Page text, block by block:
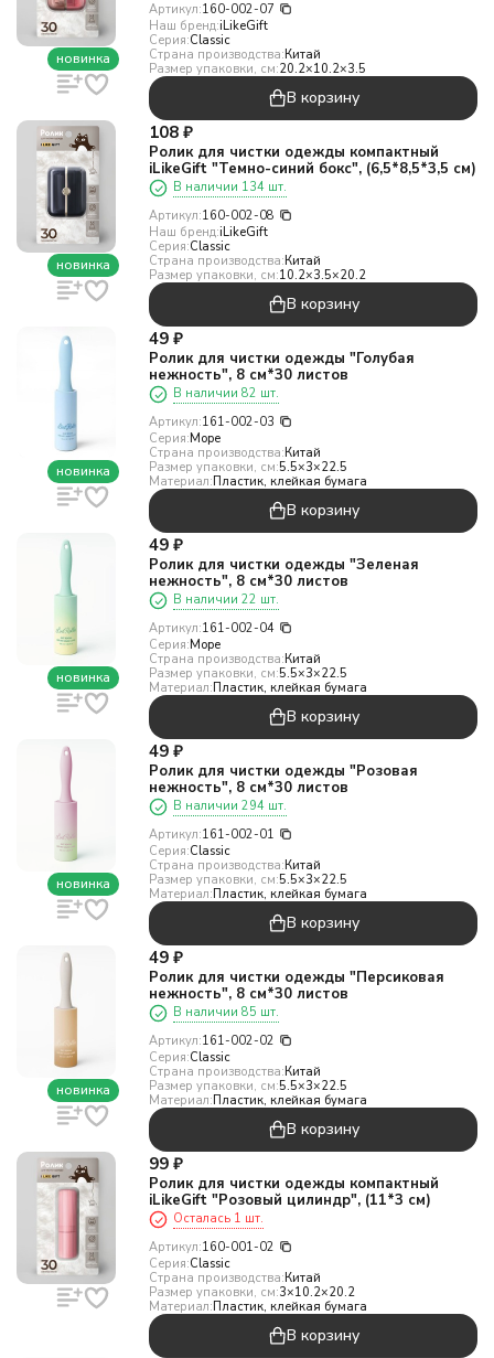
новинка
Артикул:160-002-07
Наш бренд:iLikeGift
Серия:Classic
Страна производства:Китай
Размер упаковки, см:20.2×10.2×3.5
В корзину
новинка
108 ₽
Ролик для чистки одежды компактный
iLikeGift "Темно-синий бокс", (6,5*8,5*3,5 см)
В наличии 134 шт.
Артикул:160-002-08
Наш бренд:iLikeGift
Серия:Classic
Страна производства:Китай
Размер упаковки, см:10.2×3.5×20.2
В корзину
новинка
49 ₽
Ролик для чистки одежды "Голубая
нежность", 8 см*30 листов
В наличии 82 шт.
Артикул:161-002-03
Серия:Море
Страна производства:Китай
Размер упаковки, см:5.5×3×22.5
Материал:Пластик, клейкая бумага
В корзину
новинка
49 ₽
Ролик для чистки одежды "Зеленая
нежность", 8 см*30 листов
В наличии 22 шт.
Артикул:161-002-04
Серия:Море
Страна производства:Китай
Размер упаковки, см:5.5×3×22.5
Материал:Пластик, клейкая бумага
В корзину
новинка
49 ₽
Ролик для чистки одежды "Розовая
нежность", 8 см*30 листов
В наличии 294 шт.
Артикул:161-002-01
Серия:Classic
Страна производства:Китай
Размер упаковки, см:5.5×3×22.5
Материал:Пластик, клейкая бумага
В корзину
новинка
49 ₽
Ролик для чистки одежды "Персиковая
нежность", 8 см*30 листов
В наличии 85 шт.
Артикул:161-002-02
Серия:Classic
Страна производства:Китай
Размер упаковки, см:5.5×3×22.5
Материал:Пластик, клейкая бумага
В корзину
99 ₽
Ролик для чистки одежды компактный
iLikeGift "Розовый цилиндр", (11*3 см)
Осталась 1 шт.
Артикул:160-001-02
Серия:Classic
Страна производства:Китай
Размер упаковки, см:3×10.2×20.2
Материал:Пластик, клейкая бумага
В корзину